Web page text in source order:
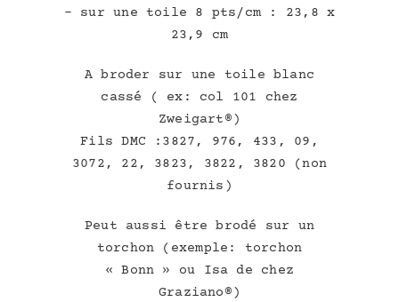
– sur une toile 8 pts/cm : 23,8 x
23,9 cm
A broder sur une toile blanc
cassé ( ex: col 101 chez
Zweigart®)
Fils DMC :3827, 976, 433, 09,
3072, 22, 3823, 3822, 3820 (non
fournis)
Peut aussi être brodé sur un
torchon (exemple: torchon
« Bonn » ou Isa de chez
Graziano®)